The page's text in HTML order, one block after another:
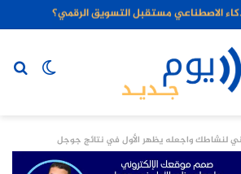
الاصطناعي مستقبل التسويق الرقمي؟
الوضع
لنشاطك واجعله يظهر الأول في نتائج جوجل